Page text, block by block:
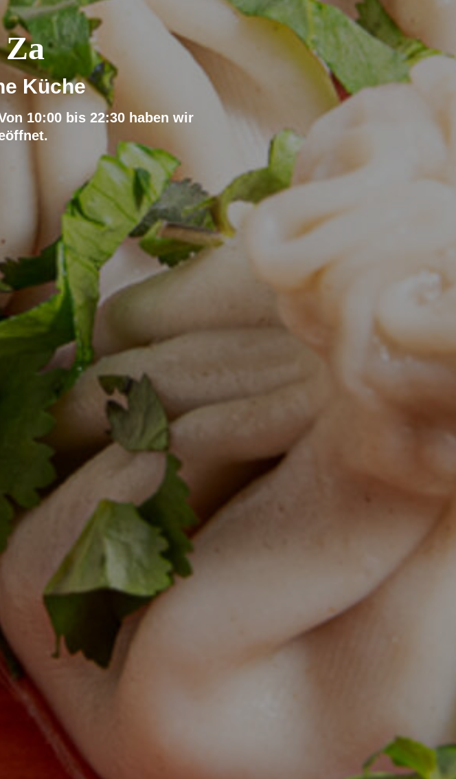
Küche
10:00 bis 22:30 haben wir